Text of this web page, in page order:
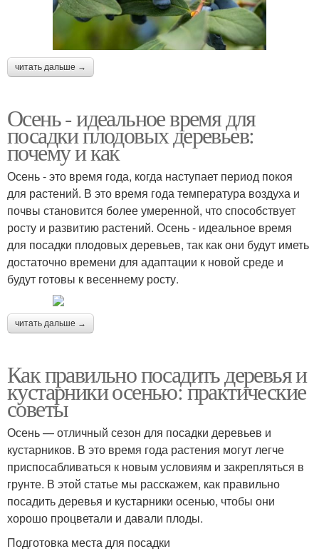
читать дальше →
Осень - идеальное время для
посадки плодовых деревьев:
почему и как
Осень - это время года, когда наступает период покоя
для растений. В это время года температура воздуха и
почвы становится более умеренной, что способствует
росту и развитию растений. Осень - идеальное время
для посадки плодовых деревьев, так как они будут иметь
достаточно времени для адаптации к новой среде и
будут готовы к весеннему росту.
читать дальше →
Как правильно посадить деревья и
кустарники осенью: практические
советы
Осень — отличный сезон для посадки деревьев и
кустарников. В это время года растения могут легче
приспосабливаться к новым условиям и закрепляться в
грунте. В этой статье мы расскажем, как правильно
посадить деревья и кустарники осенью, чтобы они
хорошо процветали и давали плоды.
Подготовка места для посадки